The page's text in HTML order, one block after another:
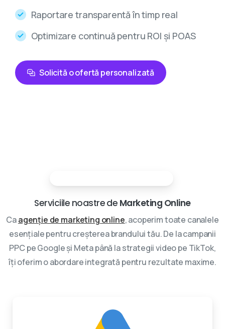
Raportare transparentă în timp real
Optimizare continuă pentru ROI și POAS
Solicită o ofertă personalizată
Serviciile noastre de Marketing Online
Caagenție de marketing online, acoperim toate canalele
esențiale pentru creșterea brandului tău. De la campanii
PPC pe Google și Meta până la strategii video pe TikTok,
îți oferim o abordare integrată pentru rezultate maxime.